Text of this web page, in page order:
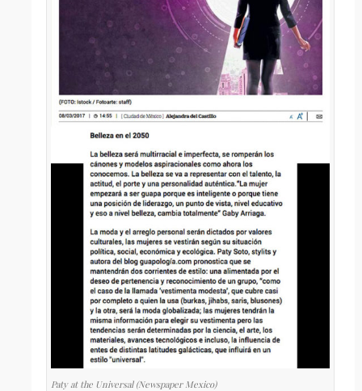
Paty at the Universal (Newspaper Mexico)